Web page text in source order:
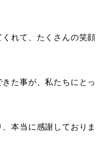
れて、たくさんの笑顔
た事が、私たちにとっ
本当に感謝しておりま